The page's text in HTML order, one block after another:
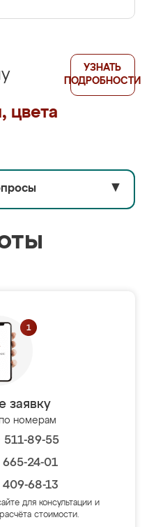
цвета
УЗНАТЬ
ПОДРОБНОСТИ
▼
заявку
номерам
89-55
24-01
68-13
для консультации и
стоимости.